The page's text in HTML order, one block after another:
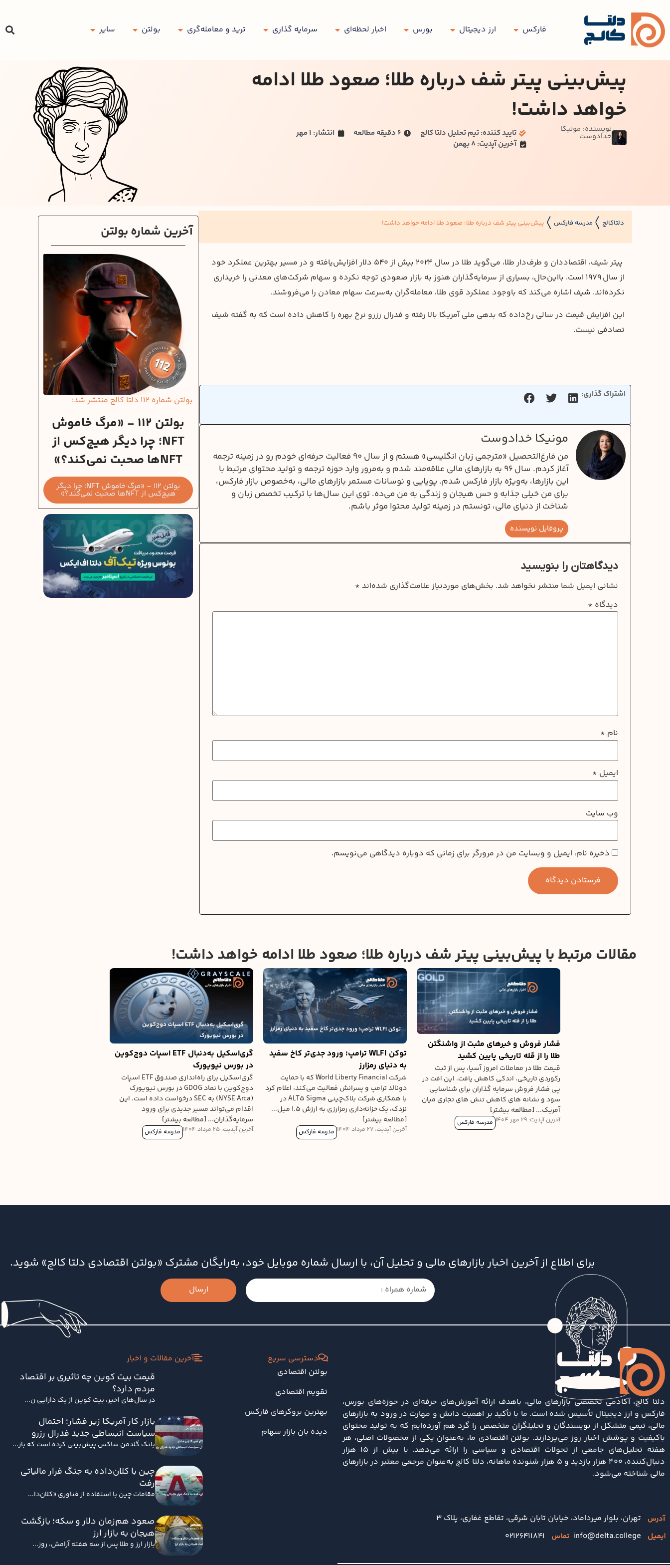
فارکس ارز دیجیتال بورس اخبار لحظه‌ای سرمایه گذاری ترید و معامله‌گری بولتن سایر
پیش‌بینی پیتر شف درباره طلا؛ صعود طلا ادامه
خواهد داشت!
نویسنده: مونیکا
خدادوست تایید کننده: تیم تحلیل دلتا کالج ۶ دقیقه مطالعه
انتشار: 1 مهر
آخرین آپدیت: 8 بهمن
دلتاکالج مدرسه فارکس پیش‌بینی پیتر شف درباره طلا؛ صعود طلا ادامه خواهد داشت!
پیتر شیف، اقتصاددان و طرف‌دار طلا، می‌گوید طلا در سال ۲۰۲۴ بیش از ۵۴۰ دلار افزایش‌یافته و در مسیر بهترین عملکرد خود
از سال ۱۹۷۹ است. بااین‌حال، بسیاری از سرمایه‌گذاران هنوز به بازار صعودی توجه نکرده و سهام شرکت‌های معدنی را خریداری
نکرده‌اند. شیف اشاره می‌کند که باوجود عملکرد قوی طلا، معامله‌گران به‌سرعت سهام معادن را می‌فروشند.
این افزایش قیمت در سالی رخ‌داده که بدهی ملی آمریکا بالا رفته و فدرال رزرو نرخ بهره را کاهش داده است که به گفته شیف
تصادفی نیست.
اشتراک گذاری:
مونیکا خدادوست
من فارغ‌التحصیل «مترجمی زبان انگلیسی» هستم و از سال ۹۰ فعالیت حرفه‌ای خودم رو در زمینه ترجمه
آغاز کردم. سال ۹۶ به بازارهای مالی علاقه‌مند شدم و به‌مرور وارد حوزه ترجمه و تولید محتوای مرتبط با
این بازارها، به‌ویژه بازار فارکس شدم. پویایی و نوسانات مستمر بازارهای مالی، به‌خصوص بازار فارکس،
برای من خیلی جذابه و حس هیجان و زندگی به من می‌ده. توی این سال‌ها با ترکیب تخصص زبان و
شناخت از دنیای مالی، تونستم در زمینه تولید محتوا موثر باشم.
پروفایل نویسنده
دیدگاهتان را بنویسید
نشانی ایمیل شما منتشر نخواهد شد. بخش‌های موردنیاز علامت‌گذاری شده‌اند *
دیدگاه *
نام *
ایمیل *
وب‌ سایت
ذخیره نام، ایمیل و وبسایت من در مرورگر برای زمانی که دوباره دیدگاهی می‌نویسم.
آخرین شماره بولتن
بولتن شماره 112 دلتا کالج منتشر شد:
بولتن 112 - «مرگ خاموش
NFT؛ چرا دیگر هیچ‌کس از
NFTها صحبت نمی‌کند؟»
بولتن 112 – «مرگ خاموش NFT؛ چرا دیگر
هیچ‌کس از NFTها صحبت نمی‌کند؟»
مقالات مرتبط با پیش‌بینی پیتر شف درباره طلا؛ صعود طلا ادامه خواهد داشت!
فشار فروش و خبرهای مثبت از واشنگتن
طلا را از قله تاریخی پایین کشید
قیمت طلا در معاملات امروز آسیا، پس از ثبت
رکوردی تاریخی، اندکی کاهش یافت. این افت در
پی فشار فروش سرمایه گذاران برای شناسایی
سود و نشانه های کاهش تنش های تجاری میان
آمریک... [مطالعه بیشتر]
مدرسه فارکس آخرین آپدیت: 29 مهر 1404
توکن WLFI ترامپ؛ ورود جدی‌تر کاخ سفید
به دنیای رمزارز
شرکت World Liberty Financial که با حمایت
دونالد ترامپ و پسرانش فعالیت می‌کند، اعلام کرد
با همکاری شرکت بلاک‌چینی ALT5 Sigma در
نزدک، یک خزانه‌داری رمزارزی به ارزش ۱.۵ میل...
[مطالعه بیشتر]
مدرسه فارکس آخرین آپدیت: 27 مرداد 1404
گری‌اسکیل به‌دنبال ETF اسپات دوج‌کوین
در بورس نیویورک
گری‌اسکیل برای راه‌اندازی صندوق ETF اسپات
دوج‌کوین با نماد GDOG در بورس نیویورک
(NYSE Arca) به SEC درخواست داده است. این
اقدام می‌تواند مسیر جدیدی برای ورود
سرمایه‌گذاران... [مطالعه بیشتر]
مدرسه فارکس آخرین آپدیت: 25 مرداد 1404
برای اطلاع از آخرین اخبار بازارهای مالی و تحلیل آن، با ارسال شماره موبایل خود، به‌رایگان مشترک «بولتن اقتصادی دلتا کالج» شوید.
ارسال
دلتا کالج، آکادمی تخصصی بازارهای مالی، باهدف ارائه آموزش‌های حرفه‌ای در حوزه‌های بورس،
فارکس و ارز دیجیتال تأسیس شده است. ما با تأکید بر اهمیت دانش و مهارت در ورود به بازارهای
مالی، تیمی متشکل از نویسندگان و تحلیلگران متخصص را گرد هم آورده‌ایم که به تولید محتوای
باکیفیت و پوشش اخبار روز می‌پردازند. بولتن اقتصادی ما، به‌عنوان یکی از محصولات اصلی، هر
هفته تحلیل‌های جامعی از تحولات اقتصادی و سیاسی را ارائه می‌دهد. با بیش از ۱۵ هزار
دنبال‌کننده، ۴۰۰ هزار بازدید و ۵ هزار شنونده ماهانه، دلتا کالج به‌عنوان مرجعی معتبر در بازارهای
مالی شناخته می‌شود.
تهران، بلوار میرداماد، خیابان تابان شرقی، تقاطع غفاری، پلاک 3
info@delta.college
۰۲۱۲۶۴۱۱۸۴۱
دسترسی سریع
بولتن اقتصادی
تقویم اقتصادی
بهترین بروکرهای فارکس
دیده بان بازار سهام
آخرین مقالات و اخبار
قیمت بیت کوین چه تاثیری بر اقتصاد
مردم دارد؟
در سال‌های اخیر، بیت کوین از یک دارایی ن...
بازار کار آمریکا زیر فشار؛ احتمال
سیاست انبساطی جدید فدرال رزرو
بانک گلدمن ساکس پیش‌بینی کرده است که باز...
چین با کلان‌داده به جنگ فرار مالیاتی
رفت
مقامات چین با استفاده از فناوری «کلان‌دا...
صعود هم‌زمان دلار و سکه؛ بازگشت
هیجان به بازار ارز
بازار ارز و طلا پس از سه هفته آرامش، روز...